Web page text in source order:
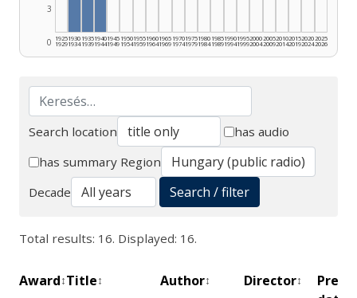
0
3
1925
1929
1930
1934
1935
1939
1940
1944
1945
1949
1950
1954
1955
1959
1960
1964
1965
1969
1970
1974
1975
1979
1980
1984
1985
1989
1990
1994
1995
1999
2000
2004
2005
2009
2010
2014
2015
2019
2020
2024
2025
2026
Search
Search location
has audio
has summary Region
Decade
Search / filter
Total results: 16. Displayed: 16.
Award↕Title↕ Author↕ Director↕